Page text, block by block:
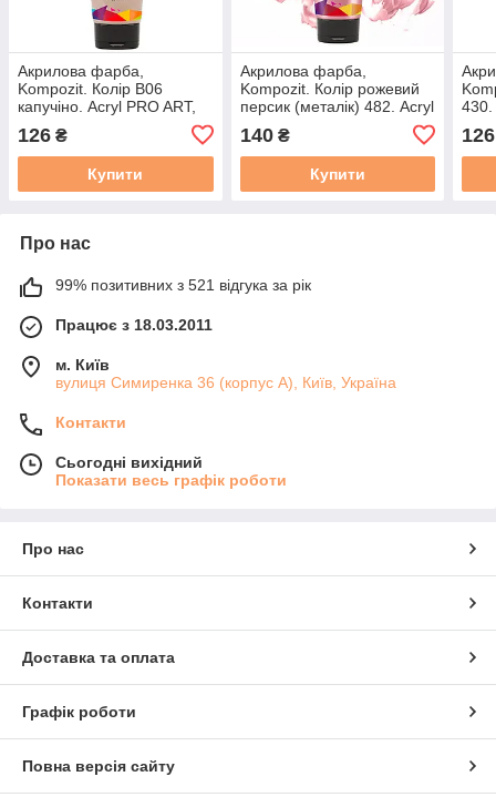
Акрилова фарба,
Kompozit. Колір B06
капучіно. Acryl PRO ART,
126 ₴
Купити
Акрилова фарба,
Kompozit. Колір рожевий
персик (металік) 482. Acryl
140₴
Купити
430.
126
Про нас
99% позитивних з 521 відгука за рік
Працює з 18.03.2011
м. Київ
вулиця Симиренка 36 (корпус А), Київ, Україна
Контакти
Сьогодні вихідний
Показати весь графік роботи
Про нас
Контакти
Доставка та оплата
Графік роботи
Повна версія сайту